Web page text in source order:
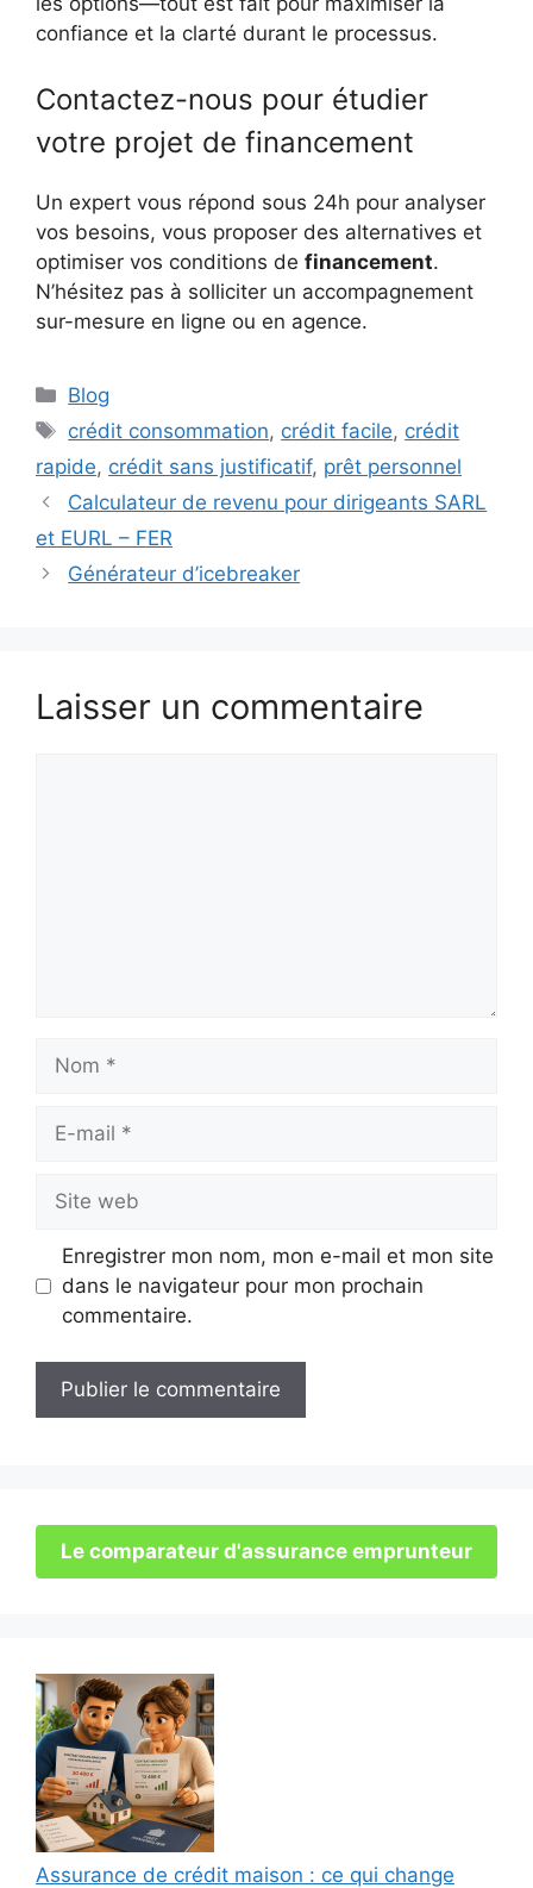
confiance et la clarté durant le processus.
Contactez-nous pour étudier
votre projet de financement
Un expert vous répond sous 24h pour analyser
vos besoins, vous proposer des alternatives et
optimiser vos conditions de financement.
N’hésitez pas à solliciter un accompagnement
sur-mesure en ligne ou en agence.
Catégories
Blog
Étiquettes
crédit consommation, crédit facile, crédit
rapide, crédit sans justificatif, prêt personnel
Calculateur de revenu pour dirigeants SARL
et EURL – FER
Générateur d’icebreaker
Laisser un commentaire
Nom
Site
web
Enregistrer mon nom, mon e-mail et mon site
dans le navigateur pour mon prochain
commentaire.
Le comparateur d'assurance emprunteur
Assurance de crédit maison : ce qui change